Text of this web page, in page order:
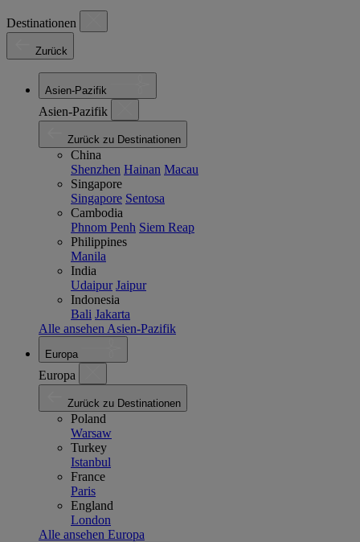
Destinationen
Zurück
Asien-Pazifik
Asien-Pazifik
Zurück zu Destinationen
China
Shenzhen Hainan Macau
Singapore
Singapore Sentosa
Cambodia
Phnom Penh Siem Reap
Philippines
Manila
India
Udaipur Jaipur
Indonesia
Bali Jakarta
Alle ansehen Asien-Pazifik
Europa
Europa
Zurück zu Destinationen
Poland
Warsaw
Turkey
Istanbul
France
Paris
England
London
Alle ansehen Europa